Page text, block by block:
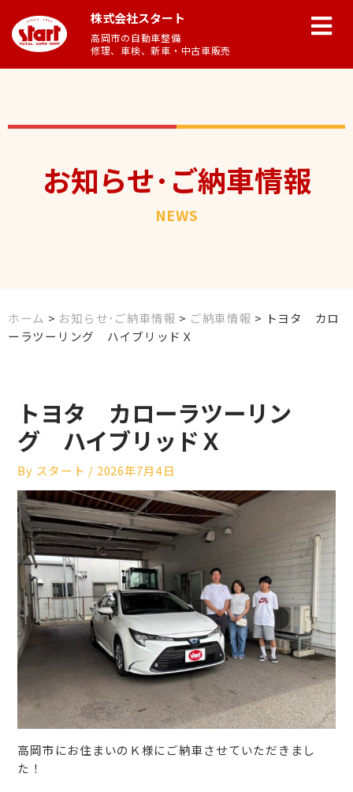
株式会社スタート
高岡市の自動車整備
修理、車検、新車・中古車販売
お知らせ･ご納車情報
NEWS
ホーム > お知らせ･ご納車情報 > ご納車情報 > トヨタ カロ
ーラツーリング ハイブリッドＸ
トヨタ カローラツーリン
グ ハイブリッドＸ
By スタート / 2026年7月4日
高岡市にお住まいのＫ様にご納車させていただきまし
た！